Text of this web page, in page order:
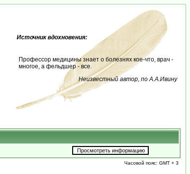
Источник вдохновения:
Профессор медицины знает о болезнях кое-что, врач -
многое, а фельдшер - все.
Неизвестный автор, по А.А.Ивину
Часовой пояс: GMT + 3